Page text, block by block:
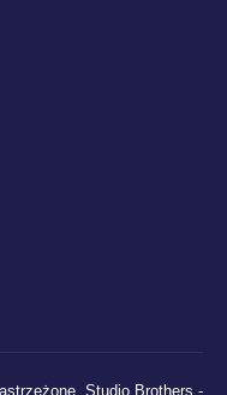
Studio Brothers -